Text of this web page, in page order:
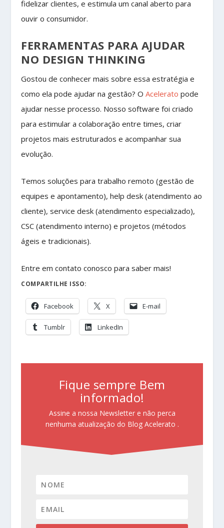
fidelizar clientes, e estimula um canal aberto para
ouvir o consumidor.
FERRAMENTAS PARA AJUDAR
NO DESIGN THINKING
Gostou de conhecer mais sobre essa estratégia e
como ela pode ajudar na gestão? OAcelerato pode
ajudar nesse processo. Nosso software foi criado
para estimular a colaboração entre times, criar
projetos mais estruturados e acompanhar sua
evolução.
Temos soluções para trabalho remoto (gestão de
equipes e apontamento), help desk (atendimento ao
cliente), service desk (atendimento especializado),
CSC (atendimento interno) e projetos (métodos
ágeis e tradicionais).
Entre em contato conosco para saber mais!
COMPARTILHE ISSO:
Facebook X E-mail
Tumblr LinkedIn
Fique sempre Bem
informado!
Assine a nossa Newsletter e não perca
nenhuma atualização do Blog Acelerato .